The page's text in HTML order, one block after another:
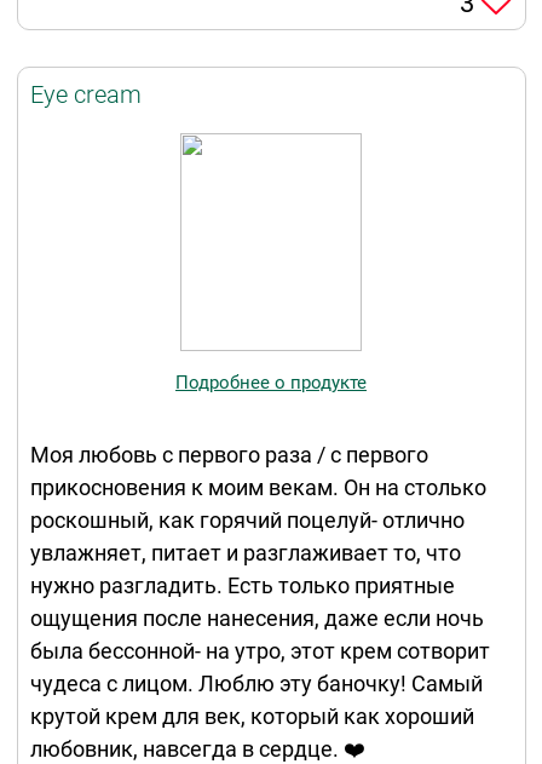
Eye cream
Подробнее о продукте
Моя любовь с первого раза / с первого
прикосновения к моим векам. Он на столько
роскошный, как горячий поцелуй- отлично
увлажняет, питает и разглаживает то, что
нужно разгладить. Есть только приятные
ощущения после нанесения, даже если ночь
была бессонной- на утро, этот крем сотворит
чудеса с лицом. Люблю эту баночку! Самый
крутой крем для век, который как хороший
любовник, навсегда в сердце. ❤️